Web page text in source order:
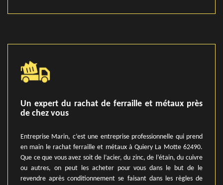
Un expert du rachat de ferraille et métaux près
de chez vous
Entreprise Marin, c’est une entreprise professionnelle qui prend
en main le rachat ferraille et métaux à Quiery La Motte 62490.
Que ce que vous avez soit de l’acier, du zinc, de l’étain, du cuivre
ou autres, on peut les acheter pour vous dans le but de le
revendre après conditionnement se faisant dans les règles de